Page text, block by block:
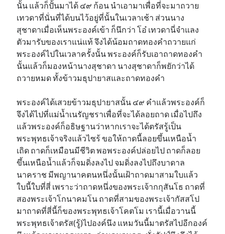
นั้น แล้วก็ปั้นมาได้ ๔๙ ก้อน นำเอามาเพื่อที่จะมาถวาย
เทวดาที่นั่นที่ได้บนไว้อยู่ที่นั้นในเวลาเช้า ส่วนนาง
สุชาดาเมื่อเห็นพระองค์เข้า ก็นึกว่า โอ๋ เทวดานี่จำแลง
ตัวมารับของเราแน่แท้ จึงได้น้อมถาดทองคำถวายแก่
พระองค์ไปในเวลาครั้งนั้น พระองค์ก็รับเอาถาดทองคำ
นั้นแล้วก็มองหน้านางสุชาดา นางสุชาดาก็พยักว่าได้
ถวายหมด ทั้งข้าวมธุปายาสและถาดทองคำ
พระองค์ได้เสวยข้าวมธุปายาสนั้น ๔๙ คำแล้วพระองค์ก็
จึงได้ไปที่แม่น้ำเนรัญชราเพื่อที่จะได้ลอยถาด เมื่อไปถึง
แล้วพระองค์ก็อธิษฐานว่าหากเราจะได้ตรัสรู้เป็น
พระพุทธเจ้าจริงแล้วไซร้ ขอให้ถาดนี้ลอยขึ้นเหนือน้ำ
เถิด ถาดก็เหมือนมีชีวิต พอพระองค์ปล่อยไป ถาดก็ลอย
ขึ้นเหนือน้ำแล้วก็จมดิ่งลงไป จมดิ่งลงไปถึงบาดาล
นาคราช มีพญานาคตนหนึ่งนั้นเฝ้าถาดมาสามใบแล้ว
ใบนี้ใบที่สี่ เพราะว่าถาดหนึ่งของพระเจ้ากกุสันโธ ถาดที่
สองพระเจ้าโกนาคมโน ถาดที่สามของพระเจ้ากัสสโป
มาถาดที่สี่นี้ก็ของพระพุทธเจ้าโคตโม เรานี้เมื่อวานนี้
พระพุทธเจ้าตรัส(รู้)ไปองค์นึง แหมวันนี้มาตรัสไปอีกองค์